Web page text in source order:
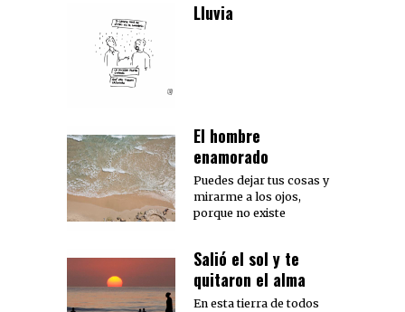
Lluvia
El hombre
enamorado
Puedes dejar tus cosas y
mirarme a los ojos,
porque no existe
Salió el sol y te
quitaron el alma
En esta tierra de todos